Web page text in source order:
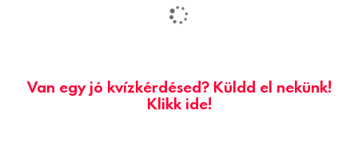
Van egy jó kvízkérdésed? Küldd el nekünk!
Klikk ide!